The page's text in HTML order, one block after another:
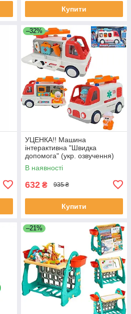
Купити
–32%
УЦЕНКА!! Машина
інтерактивна "Швидка
допомога" (укр. озвучення)
арт. 46349
В наявності
632 ₴ 935 ₴
Купити
–21%